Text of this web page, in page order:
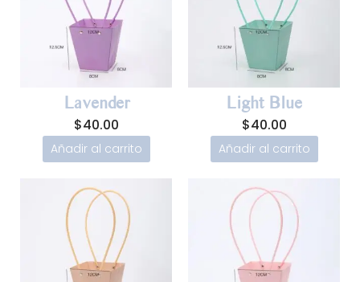
Lavender
$40.00
Añadir al carrito
Light Blue
$40.00
Añadir al carrito